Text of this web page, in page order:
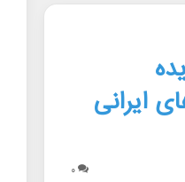
ایرانی
۰